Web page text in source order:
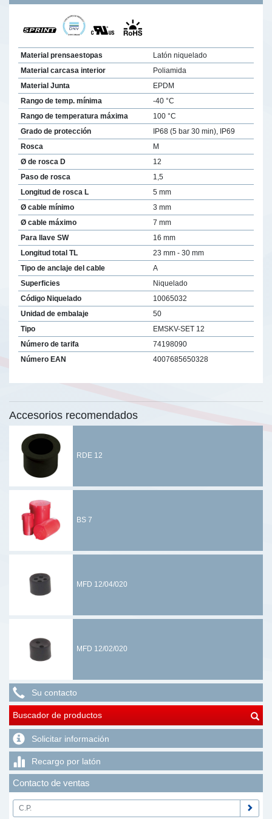
Material prensaestopas
Latón niquelado
Material carcasa interior
Poliamida
Material Junta
EPDM
Rango de temp. mínima
-40 °C
Rango de temperatura máxima
100 °C
Grado de protección
IP68 (5 bar 30 min), IP69
Rosca
M
Ø de rosca D
12
Paso de rosca
1,5
Longitud de rosca L
5 mm
Ø cable mínimo
3 mm
Ø cable máximo
7 mm
Para llave SW
16 mm
Longitud total TL
23 mm - 30 mm
Tipo de anclaje del cable
A
Superficies
Niquelado
Código Niquelado
10065032
Unidad de embalaje
50
Tipo
EMSKV-SET 12
Número de tarifa
74198090
Número EAN
4007685650328
Accesorios recomendados
RDE 12
BS 7
MFD 12/04/020
MFD 12/02/020
Su contacto
Buscador de productos
Solicitar información
Recargo por latón
Contacto de ventas